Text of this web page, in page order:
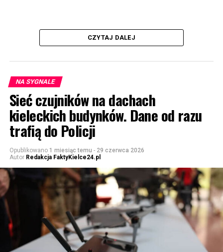
CZYTAJ DALEJ
NA SYGNALE
Sieć czujników na dachach
kieleckich budynków. Dane od razu
trafią do Policji
Opublikowano 1 miesiąc temu - 29 czerwca 2026
Autor Redakcja FaktyKielce24.pl